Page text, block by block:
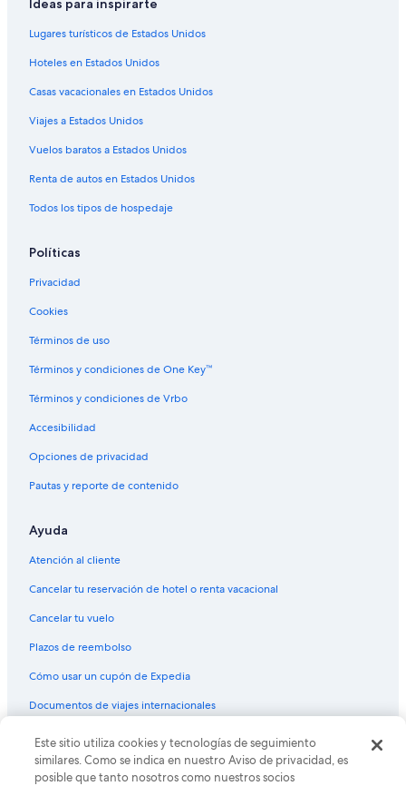
Lugares turísticos de Estados Unidos
Hoteles en Estados Unidos
Casas vacacionales en Estados Unidos
Viajes a Estados Unidos
Vuelos baratos a Estados Unidos
Renta de autos en Estados Unidos
Todos los tipos de hospedaje
Políticas
Privacidad
Cookies
Términos de uso
Términos y condiciones de One Key™
Términos y condiciones de Vrbo
Accesibilidad
Opciones de privacidad
Pautas y reporte de contenido
Ayuda
Atención al cliente
Cancelar tu reservación de hotel o renta vacacional
Cancelar tu vuelo
Plazos de reembolso
Cómo usar un cupón de Expedia
Documentos de viajes internacionales
© 2026 Expedia, Inc., una empresa de Expedia Group. Todos los
derechos reservados. Expedia y el logo de Expedia son marcas
registradas o marcas comerciales de Expedia, Inc. CST# 2029030-50.
Este sitio utiliza cookies y tecnologías de seguimiento
similares. Como se indica en nuestro Aviso de privacidad, es
posible que tanto nosotros como nuestros socios